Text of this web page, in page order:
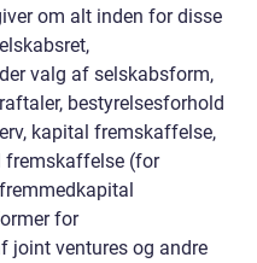
om alt inden for disse
valg af selskabsform,
bestyrelsesforhold
kapital fremskaffelse,
fremskaffelse (for
for
joint ventures og andre